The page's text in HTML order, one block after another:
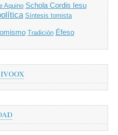
Aquino Schola Cordis Iesu
Síntesis tomista
Tradición Éfeso